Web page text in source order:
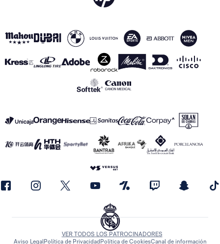
VER TODOS LOS PATROCINADORES
Aviso LegalPolítica de Privacidad Política de CookiesCanal de información